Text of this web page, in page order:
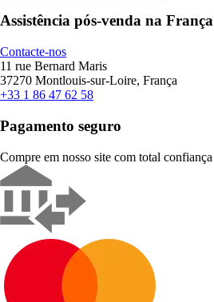
Assistência pós-venda na França
Contacte-nos
11 rue Bernard Maris
37270 Montlouis-sur-Loire, França
+33 1 86 47 62 58
Pagamento seguro
Compre em nosso site com total confiança